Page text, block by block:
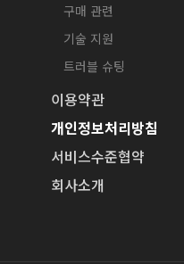
구매 관련
기술 지원
트러블 슈팅
이용약관
개인정보처리방침
서비스수준협약
회사소개